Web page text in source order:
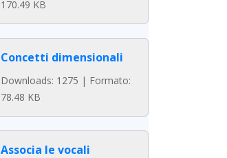
170.49 KB
Concetti dimensionali
Downloads: 1275 | Formato:
78.48 KB
Associa le vocali